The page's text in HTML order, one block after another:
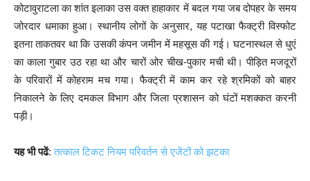
कोटावुराटला का शांत इलाका उस वक्त हाहाकार में बदल गया जब दोपहर के समय
जोरदार धमाका हुआ। स्थानीय लोगों के अनुसार, यह पटाखा फैक्ट्री विस्फोट
इतना ताकतवर था कि उसकी कंपन जमीन में महसूस की गई। घटनास्थल से धुएं
का काला गुबार उठ रहा था और चारों ओर चीख-पुकार मची थी। पीड़ित मजदूरों
के परिवारों में कोहराम मच गया। फैक्ट्री में काम कर रहे श्रमिकों को बाहर
निकालने के लिए दमकल विभाग और जिला प्रशासन को घंटों मशक्कत करनी
पड़ी।
यह भी पढें:तत्काल टिकट नियम परिवर्तन से एजेंटों को झटका